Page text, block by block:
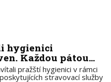
hygienici
Každou pátou…
pražští hygienici v rámci
stravovací služby